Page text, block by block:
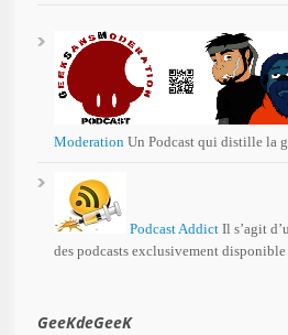
Moderation Un Podcast qui distille la
Podcast Addict Il s’agit
des podcasts exclusivement
GeeKdeGeeK